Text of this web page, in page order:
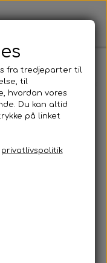
fra tredjeparter til
til
hvordan vores
Du kan altid
på linket
privatlivspolitik